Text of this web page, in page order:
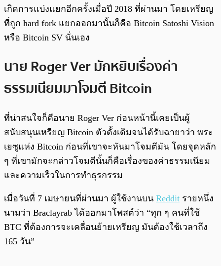
เกิดการแบ่งแยกอีกครั้งเมื่อปี 2018 ที่ผ่านมา โดยเหรียญ
ที่ถูก hard fork แยกออกมานั้นก็คือ Bitcoin Satoshi Vision
หรือ Bitcoin SV นั่นเอง
นาย Roger Ver มักหยิบเรื่องค่า
ธรรมเนียมมาโจมตี Bitcoin
ที่น่าสนใจก็คือนาย Roger Ver ก่อนหน้านี้เคยเป็นผู้
สนับสนุนเหรียญ Bitcoin ตัวดั้งเดิมจนได้รับฉายาว่า พระ
เยซูแห่ง Bitcoin ก่อนที่เขาจะหันมาโจมตีมัน โดยจุดหลัก
ๆ ที่เขามักจะกล่าวโจมตีนั้นก็คือเรื่องของค่าธรรมเนียม
และความเร็วในการทำธุรกรรม
เมื่อวันที่ 7 เมษายนที่ผ่านมา ผู้ใช้งานบน Reddit รายหนึ่ง
นามว่า Braclayrab ได้ออกมาโพสต์ว่า “ทุก ๆ คนที่ใช้
BTC ที่ต้องการจะเคลื่อนย้ายเหรียญ มันต้องใช้เวลาถึง
165 วัน”